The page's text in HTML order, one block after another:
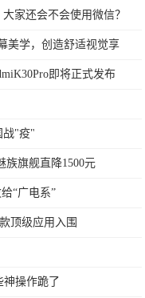
家还会不会使用微信？
美学，创造舒适视觉享
即将正式发布
战"疫"
族旗舰直降1500元
“广电系”
顶级应用入围
神操作跪了